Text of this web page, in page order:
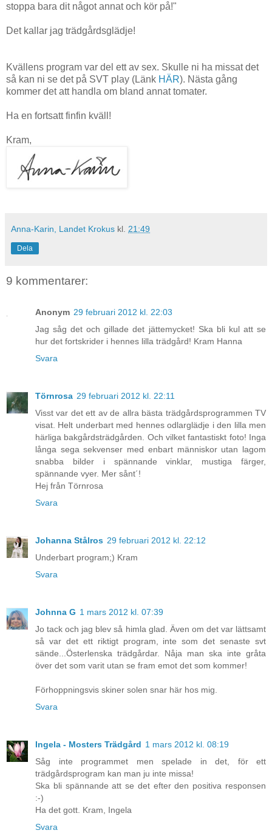
stoppa bara dit något annat och kör på!"
Det kallar jag trädgårdsglädje!
Kvällens program var del ett av sex. Skulle ni ha missat det
så kan ni se det på SVT play (Länk HÄR). Nästa gång
kommer det att handla om bland annat tomater.
Ha en fortsatt finfin kväll!
Kram,
Anna-Karin, Landet Krokus kl. 21:49
Dela
9 kommentarer:
Anonym 29 februari 2012 kl. 22:03
Jag såg det och gillade det jättemycket! Ska bli kul att se
hur det fortskrider i hennes lilla trädgård! Kram Hanna
Svara
Törnrosa 29 februari 2012 kl. 22:11
Visst var det ett av de allra bästa trädgårdsprogrammen TV
visat. Helt underbart med hennes odlarglädje i den lilla men
härliga bakgårdsträdgården. Och vilket fantastiskt foto! Inga
långa sega sekvenser med enbart människor utan lagom
snabba bilder i spännande vinklar, mustiga färger,
spännande vyer. Mer sånt´!
Hej från Törnrosa
Svara
Johanna Stålros 29 februari 2012 kl. 22:12
Underbart program;) Kram
Svara
Johnna G 1 mars 2012 kl. 07:39
Jo tack och jag blev så himla glad. Även om det var lättsamt
så var det ett riktigt program, inte som det senaste svt
sände...Österlenska trädgårdar. Nåja man ska inte gråta
över det som varit utan se fram emot det som kommer!
Förhoppningsvis skiner solen snar här hos mig.
Svara
Ingela - Mosters Trädgård 1 mars 2012 kl. 08:19
Såg inte programmet men spelade in det, för ett
trädgårdsprogram kan man ju inte missa!
Ska bli spännande att se det efter den positiva responsen
:-)
Ha det gott. Kram, Ingela
Svara